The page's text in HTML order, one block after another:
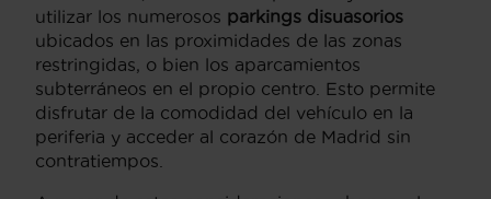
utilizar los numerosos parkings disuasorios
ubicados en las proximidades de las zonas
restringidas, o bien los aparcamientos
subterráneos en el propio centro. Esto permite
disfrutar de la comodidad del vehículo en la
periferia y acceder al corazón de Madrid sin
contratiempos.